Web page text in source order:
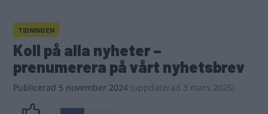
TIDNINGEN
Koll på alla nyheter –
prenumerera på vårt nyhetsbrev
Publicerad 5 november 2024 (uppdaterad 3 mars 2025)